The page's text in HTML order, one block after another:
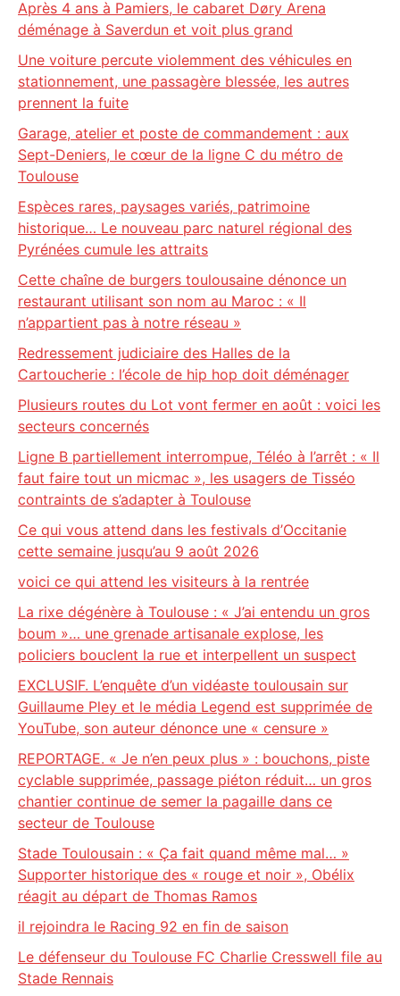
Après 4 ans à Pamiers, le cabaret Døry Arena
déménage à Saverdun et voit plus grand
Une voiture percute violemment des véhicules en
stationnement, une passagère blessée, les autres
prennent la fuite
Garage, atelier et poste de commandement : aux
Sept-Deniers, le cœur de la ligne C du métro de
Toulouse
Espèces rares, paysages variés, patrimoine
historique… Le nouveau parc naturel régional des
Pyrénées cumule les attraits
Cette chaîne de burgers toulousaine dénonce un
restaurant utilisant son nom au Maroc : « Il
n’appartient pas à notre réseau »
Redressement judiciaire des Halles de la
Cartoucherie : l’école de hip hop doit déménager
Plusieurs routes du Lot vont fermer en août : voici les
secteurs concernés
Ligne B partiellement interrompue, Téléo à l’arrêt : « Il
faut faire tout un micmac », les usagers de Tisséo
contraints de s’adapter à Toulouse
Ce qui vous attend dans les festivals d’Occitanie
cette semaine jusqu’au 9 août 2026
voici ce qui attend les visiteurs à la rentrée
La rixe dégénère à Toulouse : « J’ai entendu un gros
boum »… une grenade artisanale explose, les
policiers bouclent la rue et interpellent un suspect
EXCLUSIF. L’enquête d’un vidéaste toulousain sur
Guillaume Pley et le média Legend est supprimée de
YouTube, son auteur dénonce une « censure »
REPORTAGE. « Je n’en peux plus » : bouchons, piste
cyclable supprimée, passage piéton réduit… un gros
chantier continue de semer la pagaille dans ce
secteur de Toulouse
Stade Toulousain : « Ça fait quand même mal… »
Supporter historique des « rouge et noir », Obélix
réagit au départ de Thomas Ramos
il rejoindra le Racing 92 en fin de saison
Le défenseur du Toulouse FC Charlie Cresswell file au
Stade Rennais